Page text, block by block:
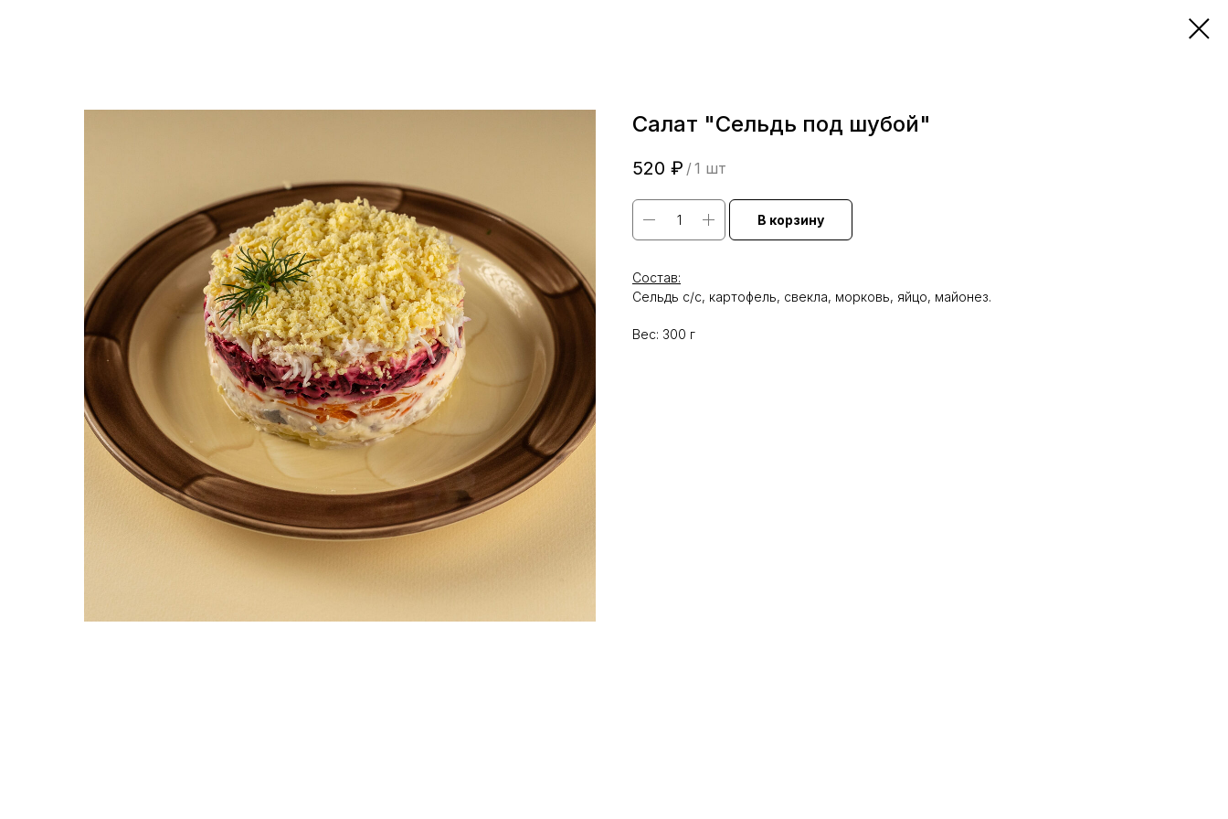
Салат "Сельдь под шубой"
520 ₽ /1 шт
В корзину
Состав:
Сельдь с/с, картофель, свекла, морковь, яйцо, майонез.
Вес: 300 г